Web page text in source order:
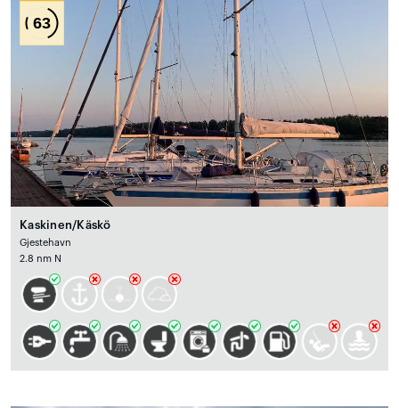
63
Kaskinen/Käskö
Gjestehavn
2.8 nm N